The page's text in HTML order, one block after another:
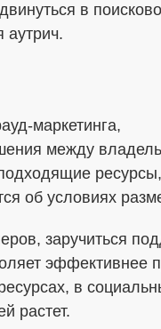
ПДн
в соответствии с
в
аутрич.
маркетинга,
между
об условиях
заручиться
эффективнее
в
растет.